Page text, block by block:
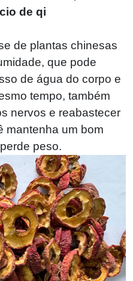
de qi
de plantas chinesas
que pode
de água do corpo e
tempo, também
nervos e reabastecer
mantenha um bom
peso.